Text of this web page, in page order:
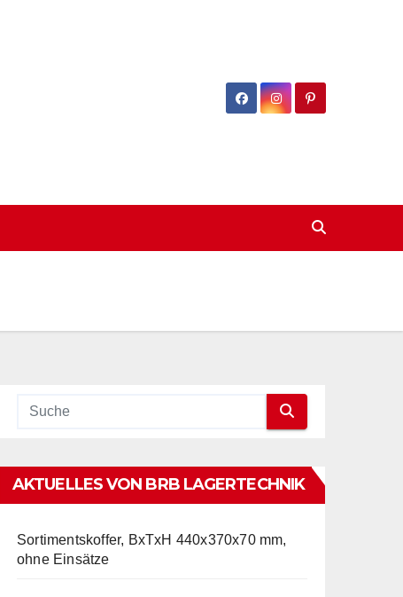
AKTUELLES VON BRB LAGERTECHNIK
Sortimentskoffer, BxTxH 440x370x70 mm,
ohne Einsätze